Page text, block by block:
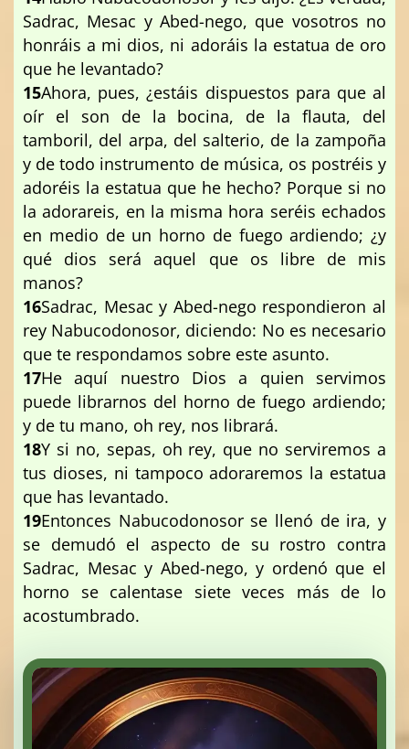
Sadrac, Mesac y Abed-nego, que vosotros no
honráis a mi dios, ni adoráis la estatua de oro
que he levantado?
15Ahora, pues, ¿estáis dispuestos para que al
oír el son de la bocina, de la flauta, del
tamboril, del arpa, del salterio, de la zampoña
y de todo instrumento de música, os postréis y
adoréis la estatua que he hecho? Porque si no
la adorareis, en la misma hora seréis echados
en medio de un horno de fuego ardiendo; ¿y
qué dios será aquel que os libre de mis
manos?
16Sadrac, Mesac y Abed-nego respondieron al
rey Nabucodonosor, diciendo: No es necesario
que te respondamos sobre este asunto.
17He aquí nuestro Dios a quien servimos
puede librarnos del horno de fuego ardiendo;
y de tu mano, oh rey, nos librará.
18Y si no, sepas, oh rey, que no serviremos a
tus dioses, ni tampoco adoraremos la estatua
que has levantado.
19Entonces Nabucodonosor se llenó de ira, y
se demudó el aspecto de su rostro contra
Sadrac, Mesac y Abed-nego, y ordenó que el
horno se calentase siete veces más de lo
acostumbrado.